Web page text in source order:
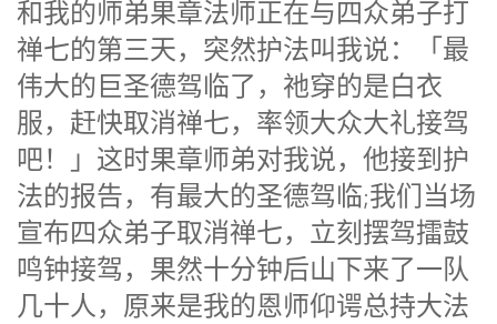
和我的师弟果章法师正在与四众弟子打
禅七的第三天，突然护法叫我说：「最
伟大的巨圣德驾临了，祂穿的是白衣
服，赶快取消禅七，率领大众大礼接驾
吧！」这时果章师弟对我说，他接到护
法的报告，有最大的圣德驾临;我们当场
宣布四众弟子取消禅七，立刻摆驾擂鼓
鸣钟接驾，果然十分钟后山下来了一队
几十人，原来是我的恩师仰谔总持大法